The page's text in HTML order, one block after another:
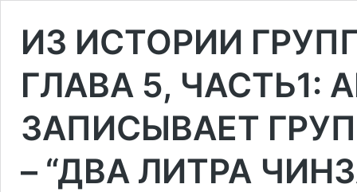
ИЗ ИСТОРИИ
ГЛАВА 5, ЧАСТЬ1:
ЗАПИСЫВАЕТ
– “ДВА ЛИТРА